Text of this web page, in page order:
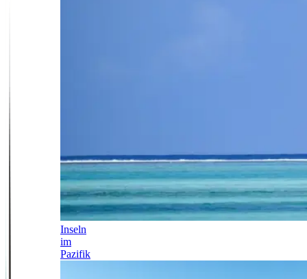
Inseln
im
Pazifik